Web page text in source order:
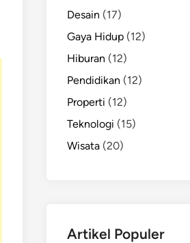
Desain (17)
Gaya Hidup (12)
Hiburan (12)
Pendidikan (12)
Properti (12)
Teknologi (15)
Wisata (20)
Artikel Populer